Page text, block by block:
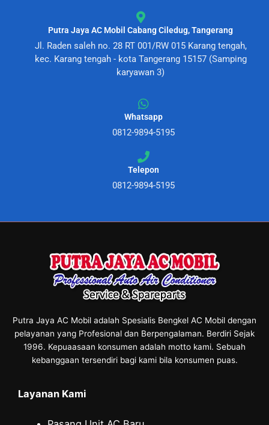
Putra Jaya AC Mobil Cabang Ciledug, Tangerang
Jl. Raden saleh no. 28 RT 001/RW 015 Karang tengah,
kec. Karang tengah - kota Tangerang 15157 (Samping
karyawan 3)
Whatsapp
0812-9894-5195
Telepon
0812-9894-5195
Putra Jaya AC Mobil adalah Spesialis Bengkel AC Mobil dengan
pelayanan yang Profesional dan Berpengalaman. Berdiri Sejak
1996. Kepuaasaan konsumen adalah motto kami. Sebuah
kebanggaan tersendiri bagi kami bila konsumen puas.
Layanan Kami